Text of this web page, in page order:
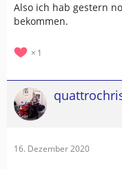
Also ich hab gestern
bekommen.
1
16. Dezember 2020